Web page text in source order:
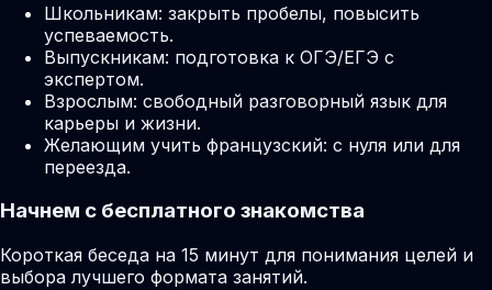
Школьникам: закрыть пробелы, повысить
успеваемость.
Выпускникам: подготовка к ОГЭ/ЕГЭ с
экспертом.
Взрослым: свободный разговорный язык для
карьеры и жизни.
Желающим учить французский: с нуля или для
переезда.
Начнем с бесплатного знакомства
Короткая беседа на 15 минут для понимания целей и
выбора лучшего формата занятий.